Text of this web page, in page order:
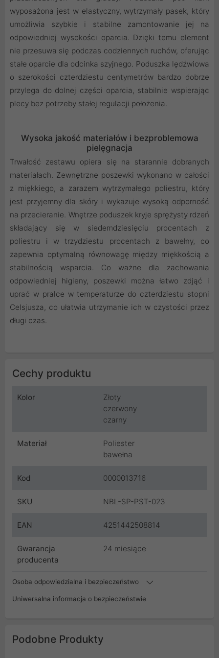
wyposażona jest w elastyczny, wytrzymały pasek, który
umożliwia szybkie i stabilne zamontowanie jej na
odpowiedniej wysokości oparcia. Dzięki temu element
nie przesuwa się podczas codziennych ruchów, oferując
stałe oparcie dla odcinka szyjnego. Poduszka lędźwiowa
o szerokości czterdziestu centymetrów bardzo dobrze
przylega do dolnej części oparcia, stabilnie wspierając
plecy bez potrzeby stałej regulacji położenia.
Wysoka jakość materiałów i bezproblemowa
pielęgnacja
Trwałość zestawu opiera się na starannie dobranych
materiałach. Zewnętrzne poszewki wykonano w całości
z miękkiego, a zarazem wytrzymałego poliestru, który
jest przyjemny dla skóry i wykazuje wysoką odporność
na przecieranie. Wnętrze poduszek kryje sprężysty rdzeń
składający się w siedemdziesięciu procentach z
poliestru i w trzydziestu procentach z bawełny, co
zapewnia optymalną równowagę między miękkością a
stabilnością wsparcia. Co ważne dla zachowania
odpowiedniej higieny, poszewki można łatwo zdjąć i
uprać w pralce w temperaturze do czterdziestu stopni
Celsjusza, co ułatwia utrzymanie ich w czystości przez
długi czas.
Cechy produktu
Kolor
Złoty
czerwony
czarny
Materiał
Poliester
bawełna
Kod 0000013716
SKU NBL-SP-PST-023
EAN 4251442508814
Gwarancja
producenta
24 miesiące
Osoba odpowiedzialna i bezpieczeństwo
Uniwersalna informacja o bezpieczeństwie
Podobne Produkty